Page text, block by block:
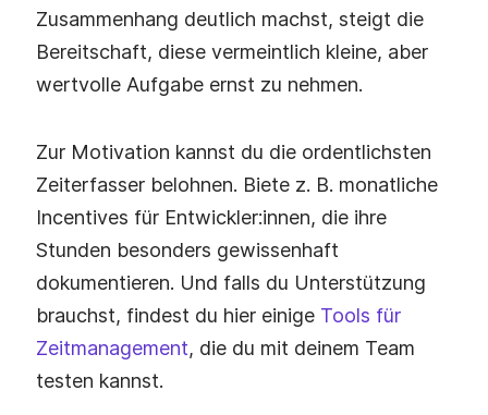
Zusammenhang deutlich machst, steigt die
Bereitschaft, diese vermeintlich kleine, aber
wertvolle Aufgabe ernst zu nehmen.
Zur Motivation kannst du die ordentlichsten
Zeiterfasser belohnen. Biete z. B. monatliche
Incentives für Entwickler:innen, die ihre
Stunden besonders gewissenhaft
dokumentieren. Und falls du Unterstützung
brauchst, findest du hier einige Tools für
Zeitmanagement, die du mit deinem Team
testen kannst.